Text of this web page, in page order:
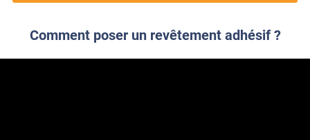
Comment poser un revêtement adhésif ?